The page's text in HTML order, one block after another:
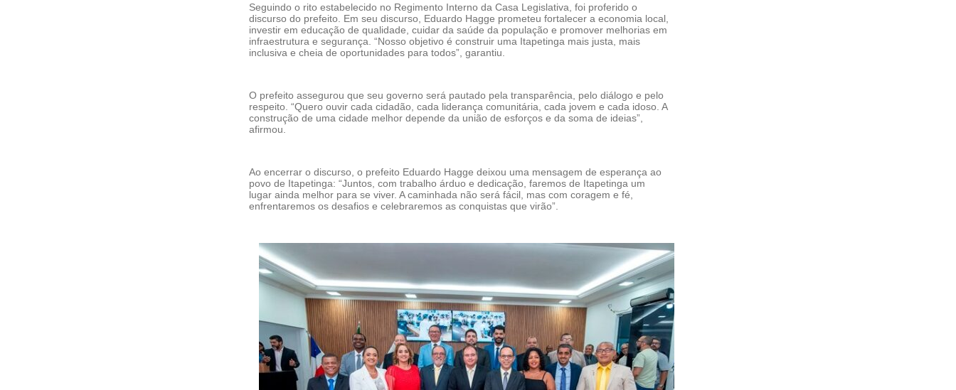
Seguindo o rito estabelecido no Regimento Interno da Casa Legislativa, foi proferido o
discurso do prefeito. Em seu discurso, Eduardo Hagge prometeu fortalecer a economia local,
investir em educação de qualidade, cuidar da saúde da população e promover melhorias em
infraestrutura e segurança. “Nosso objetivo é construir uma Itapetinga mais justa, mais
inclusiva e cheia de oportunidades para todos”, garantiu.
O prefeito assegurou que seu governo será pautado pela transparência, pelo diálogo e pelo
respeito. “Quero ouvir cada cidadão, cada liderança comunitária, cada jovem e cada idoso. A
construção de uma cidade melhor depende da união de esforços e da soma de ideias”,
afirmou.
Ao encerrar o discurso, o prefeito Eduardo Hagge deixou uma mensagem de esperança ao
povo de Itapetinga: “Juntos, com trabalho árduo e dedicação, faremos de Itapetinga um
lugar ainda melhor para se viver. A caminhada não será fácil, mas com coragem e fé,
enfrentaremos os desafios e celebraremos as conquistas que virão”.